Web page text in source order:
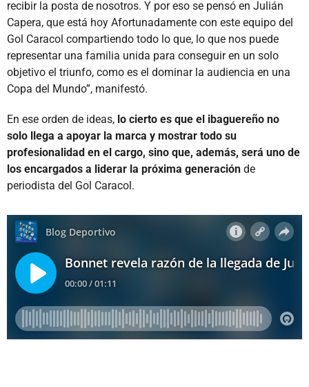
recibir la posta de nosotros. Y por eso se pensó en Julián
Capera, que está hoy Afortunadamente con este equipo del
Gol Caracol compartiendo todo lo que, lo que nos puede
representar una familia unida para conseguir en un solo
objetivo el triunfo, como es el dominar la audiencia en una
Copa del Mundo”, manifestó.
En ese orden de ideas, lo cierto es que el ibaguereño no
solo llega a apoyar la marca y mostrar todo su
profesionalidad en el cargo, sino que, además, será uno de
los encargados a liderar la próxima generación de
periodista del Gol Caracol.